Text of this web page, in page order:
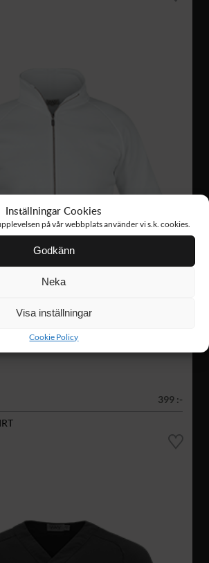
Inställningar Cookies
på vår webbplats använder vi s.k. cookies.
Godkänn
Neka
Visa inställningar
Cookie Policy
399 :-